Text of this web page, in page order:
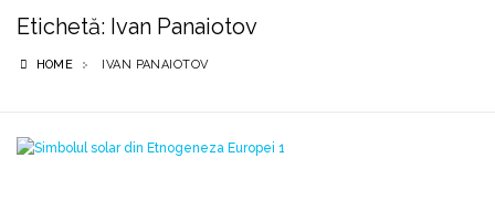
Etichetă: Ivan Panaiotov
HOME IVAN PANAIOTOV